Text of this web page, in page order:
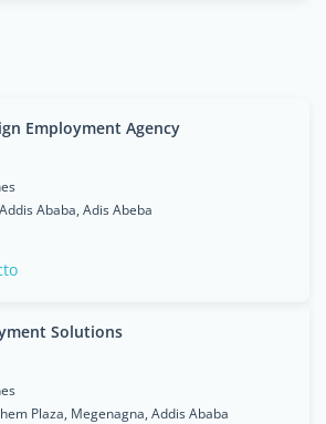
Employment Agency
Ababa, Adis Abeba
Solutions
Plaza, Megenagna, Addis Ababa